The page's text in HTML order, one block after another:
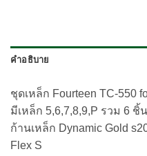
คำอธิบาย
ชุดเหล็ก Fourteen TC-550
มีเหล็ก 5,6,7,8,9,P รวม 6 ชิ้น
ก้านเหล็ก Dynamic Gold
Flex S